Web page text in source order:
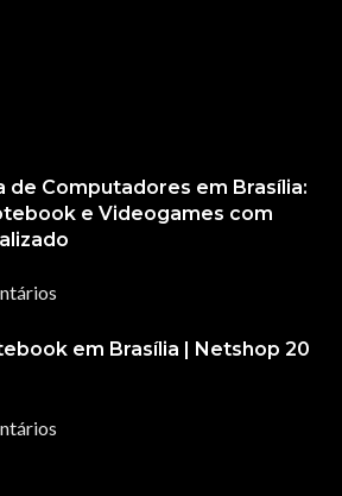
de Computadores em Brasília:
e Videogames com
em Brasília | Netshop 20